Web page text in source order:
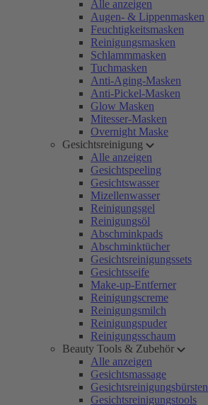
Alle anzeigen
Augen- & Lippenmasken
Feuchtigkeitsmasken
Reinigungsmasken
Schlammmasken
Tuchmasken
Anti-Aging-Masken
Anti-Pickel-Masken
Glow Masken
Mitesser-Masken
Overnight Maske
Gesichtsreinigung
Alle anzeigen
Gesichtspeeling
Gesichtswasser
Mizellenwasser
Reinigungsgel
Reinigungsöl
Abschminkpads
Abschminktücher
Gesichtsreinigungssets
Gesichtsseife
Make-up-Entferner
Reinigungscreme
Reinigungsmilch
Reinigungspuder
Reinigungsschaum
Beauty Tools & Zubehör
Alle anzeigen
Gesichtsmassage
Gesichtsreinigungsbürsten
Gesichtsreinigungstools